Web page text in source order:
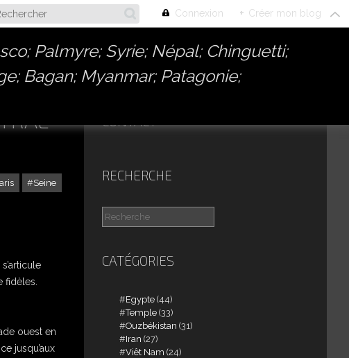
Connexion + Créer mon blog
Palmyre; Syrie; Népal; Chinguetti;
Bagan; Myanmar; Patagonie;
Seine
fidèles.
ouest en
jusqu’aux
CONTACT
RECHERCHE
CATÉGORIES
Egypte (44)
Temple (33)
Ouzbékistan (31)
Iran (27)
Viêt Nam (24)